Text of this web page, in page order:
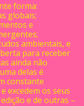
forma:
globais;
e
ambientais, e
para receber
ainda não
delas é
constante
excedem os seus
e de outras –